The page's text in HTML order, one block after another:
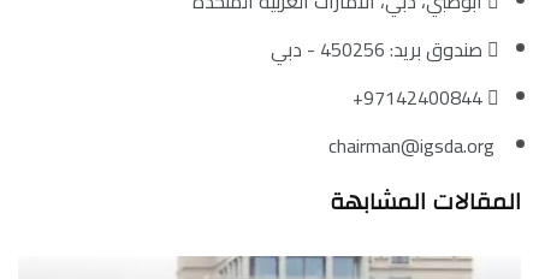
صندوق بريد: 450256 - دبي
97142400844+
chairman@igsda.org
المقالات المشابهة